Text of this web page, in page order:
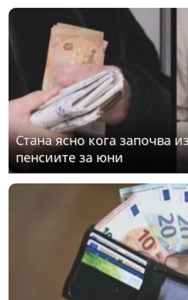
Стана ясно кога започва
пенсиите за юни